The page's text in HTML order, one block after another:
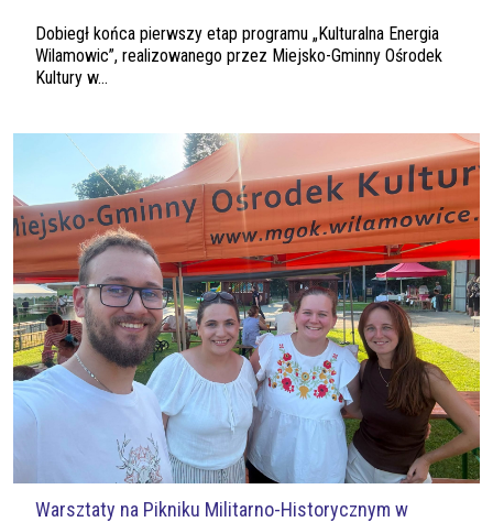
Dobiegł końca pierwszy etap programu „Kulturalna Energia
Wilamowic”, realizowanego przez Miejsko-Gminny Ośrodek
Kultury w...
Warsztaty na Pikniku Militarno-Historycznym w